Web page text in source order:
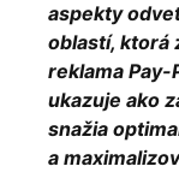
aspekty
oblastí, ktorá
reklama Pay-
ukazuje ako
snažia
a